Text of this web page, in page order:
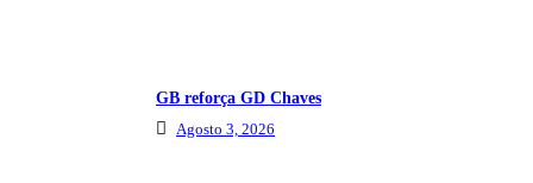
GB reforça GD Chaves
Agosto 3, 2026